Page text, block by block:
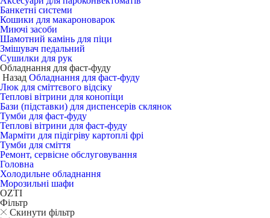
Банкетні системи
Кошики для макароноварок
Миючі засоби
Шамотний камінь для піци
Змішувач педальний
Сушилки для рук
Обладнання для фаст-фуду
Назад Обладнання для фаст-фуду
Люк для сміттєвого відсіку
Теплові вітрини для конопіци
Бази (підставки) для диспенсерів склянок
Тумби для фаст-фуду
Теплові вітрини для фаст-фуду
Марміти для підігріву картоплі фрі
Тумби для сміття
Ремонт, сервісне обслуговування
Головна
Холодильне обладнання
Морозильні шафи
OZTI
Фільтр
Скинути фільтр